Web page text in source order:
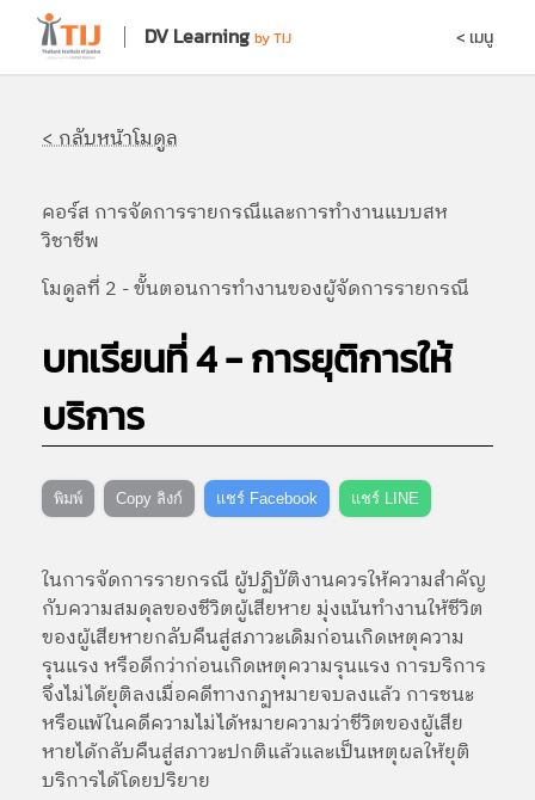
DV Learning by TIJ < เมนู
< กลับหน้าโมดูล
คอร์ส การจัดการรายกรณีและการทำงานแบบสห
วิชาชีพ
โมดูลที่ 2 - ขั้นตอนการทำงานของผู้จัดการรายกรณี
บทเรียนที่ 4 - การยุติการให้
บริการ
พิมพ์ Copy ลิงก์ แชร์ Facebook แชร์ LINE
ในการจัดการรายกรณี ผู้ปฏิบัติงานควรให้ความสำคัญ
กับความสมดุลของชีวิตผู้เสียหาย มุ่งเน้นทำงานให้ชีวิต
ของผู้เสียหายกลับคืนสู่สภาวะเดิมก่อนเกิดเหตุความ
รุนแรง หรือดีกว่าก่อนเกิดเหตุความรุนแรง การบริการ
จึงไม่ได้ยุติลงเมื่อคดีทางกฏหมายจบลงแล้ว การชนะ
หรือแพ้ในคดีความไม่ได้หมายความว่าชีวิตของผู้เสีย
หายได้กลับคืนสู่สภาวะปกติแล้วและเป็นเหตุผลให้ยุติ
บริการได้โดยปริยาย